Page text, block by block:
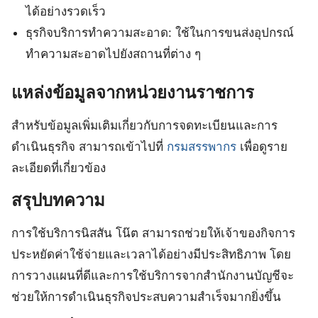
ได้อย่างรวดเร็ว
ธุรกิจบริการทำความสะอาด: ใช้ในการขนส่งอุปกรณ์
ทำความสะอาดไปยังสถานที่ต่าง ๆ
แหล่งข้อมูลจากหน่วยงานราชการ
สำหรับข้อมูลเพิ่มเติมเกี่ยวกับการจดทะเบียนและการ
ดำเนินธุรกิจ สามารถเข้าไปที่ กรมสรรพากร เพื่อดูราย
ละเอียดที่เกี่ยวข้อง
สรุปบทความ
การใช้บริการนิสสัน โน๊ต สามารถช่วยให้เจ้าของกิจการ
ประหยัดค่าใช้จ่ายและเวลาได้อย่างมีประสิทธิภาพ โดย
การวางแผนที่ดีและการใช้บริการจากสำนักงานบัญชีจะ
ช่วยให้การดำเนินธุรกิจประสบความสำเร็จมากยิ่งขึ้น